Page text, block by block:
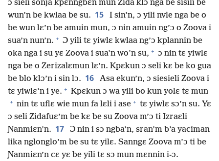
ɔ sieli sonja kpɛnngbɛn mun Zida klɔ nga be sisili be
wun’n be kwlaa be su. 15
I sin’n, ɔ yili nvle nga be o
be wun lɛ’n be amuin mun, ɔ nin amuin ng’ɔ o Zoova i
sua’n nun’n. + Ɔ yili tɛ yiwlɛ kwlaa ng’ɔ kplannin be
oka nga i su yɛ Zoova i sua’n wo’n su, + ɔ nin tɛ yiwlɛ
nga be o Zerizalɛmun lɛ’n. Kpɛkun ɔ seli kɛ be ko gua
be blo klɔ’n i sin lɔ. 16
Asa ekun’n, ɔ siesieli Zoova i
tɛ yiwlɛ’n i ye. + Kpɛkun ɔ wa yili bo kun yolɛ tɛ mun
+ nin tɛ uflɛ wie mun fa lɛli i ase + tɛ yiwlɛ sɔ’n su. Yɛ
ɔ seli Zidafuɛ’m be kɛ be su Zoova m’ɔ ti Izraɛli
Ɲanmiɛn’n. 17
Ɔ nin i sɔ ngba’n, sran’m b’a yaciman
lika nglonglo’m be su tɛ yilɛ. Sanngɛ Zoova m’ɔ ti be
Ɲanmiɛn’n cɛ yɛ be yili tɛ sɔ mun mɛnnin i-ɔ.